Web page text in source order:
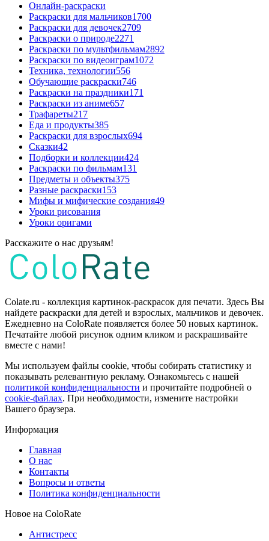
Онлайн-раскраски
Раскраски для мальчиков1700
Раскраски для девочек2709
Раскраски о природе2271
Раскраски по мультфильмам2892
Раскраски по видеоиграм1072
Техника, технологии556
Обучающие раскраски746
Раскраски на праздники171
Раскраски из аниме657
Трафареты217
Еда и продукты385
Раскраски для взрослых694
Сказки42
Подборки и коллекции424
Раскраски по фильмам131
Предметы и объекты375
Разные раскраски153
Мифы и мифические создания49
Уроки рисования
Уроки оригами
Расскажите о нас друзьям!
Colate.ru - коллекция картинок-раскрасок для печати. Здесь Вы
найдете раскраски для детей и взрослых, мальчиков и девочек.
Ежедневно на ColoRate появляется более 50 новых картинок.
Печатайте любой рисунок одним кликом и раскрашивайте
вместе с нами!
Мы используем файлы cookie, чтобы собирать статистику и
показывать релевантную рекламу. Ознакомьтесь с нашей
политикой конфиденциальности и прочитайте подробней о
cookie-файлах. При необходимости, измените настройки
Вашего браузера.
Информация
Главная
О нас
Контакты
Вопросы и ответы
Политика конфиденциальности
Новое на ColoRate
Антистресс